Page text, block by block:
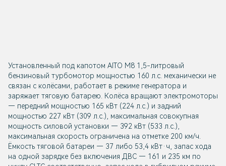
Установленный под капотом AITO M8 1,5-литровый
бензиновый турбомотор мощностью 160 л.с. механически не
связан с колёсами, работает в режиме генератора и
заряжает тяговую батарею. Колёса вращают электромоторы
— передний мощностью 165 кВт (224 л.с.) и задний
мощностью 227 кВт (309 л.с.), максимальная совокупная
мощность силовой установки — 392 кВт (533 л.с.),
максимальная скорость ограничена на отметке 200 км/ч.
Ёмкость тяговой батареи — 37 либо 53,4 кВт·ч, запас хода
на одной зарядке без включения ДВС — 161 и 235 км по